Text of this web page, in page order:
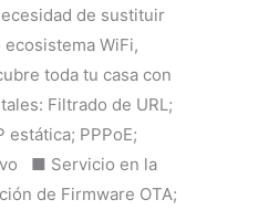
de sustituir
WiFi,
toda tu casa con
Filtrado de URL;
PPPoE;
■ Servicio en la
de Firmware OTA;